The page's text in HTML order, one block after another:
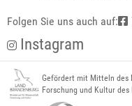
Folgen Sie uns auch auf:
Instagram
Gefördert mit Mitteln des
Forschung und Kultur des